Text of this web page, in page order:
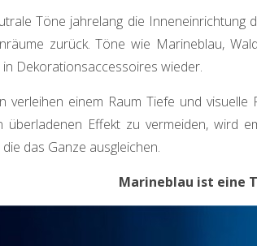
Töne jahrelang die Inneneinrichtung
zurück. Töne wie Marineblau,
Dekorationsaccessoires wieder.
verleihen einem Raum Tiefe und
überladenen Effekt zu vermeiden, wird
das Ganze ausgleichen.
Marineblau ist eine